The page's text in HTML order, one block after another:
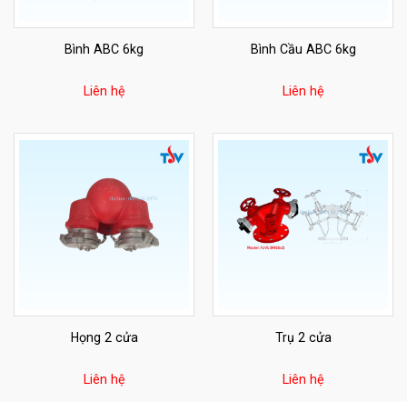
Bình ABC 6kg
Liên hệ
Bình Cầu ABC 6kg
Liên hệ
Họng 2 cửa
Liên hệ
Trụ 2 cửa
Liên hệ